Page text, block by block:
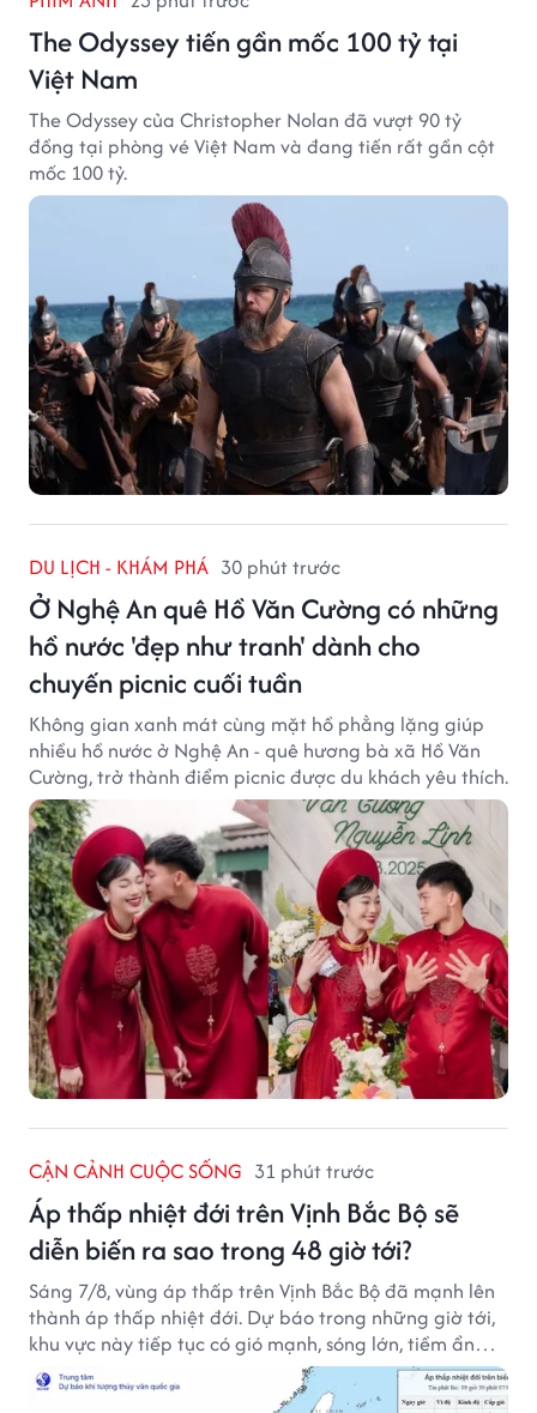
The Odyssey tiến gần mốc 100 tỷ tại
Việt Nam
The Odyssey của Christopher Nolan đã vượt 90 tỷ
đồng tại phòng vé Việt Nam và đang tiến rất gần cột
mốc 100 tỷ.
DU LỊCH - KHÁM PHÁ 30 phút trước
Ở Nghệ An quê Hồ Văn Cường có những
hồ nước 'đẹp như tranh' dành cho
chuyến picnic cuối tuần
Không gian xanh mát cùng mặt hồ phẳng lặng giúp
nhiều hồ nước ở Nghệ An - quê hương bà xã Hồ Văn
Cường, trở thành điểm picnic được du khách yêu thích.
CẬN CẢNH CUỘC SỐNG 31 phút trước
Áp thấp nhiệt đới trên Vịnh Bắc Bộ sẽ
diễn biến ra sao trong 48 giờ tới?
Sáng 7/8, vùng áp thấp trên Vịnh Bắc Bộ đã mạnh lên
thành áp thấp nhiệt đới. Dự báo trong những giờ tới,
khu vực này tiếp tục có gió mạnh, sóng lớn, tiềm ẩn
nhiều nguy cơ đối với hoạt động của tàu thuyền trên
biển.